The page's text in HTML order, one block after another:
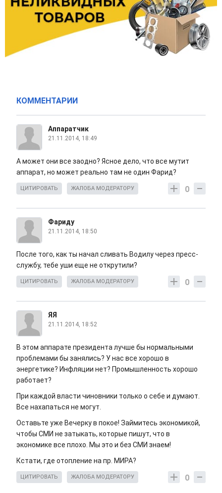
КОММЕНТАРИИ
Аппаратчик
21.11.2014, 18:49
А может они все заодно? Ясное дело, что все мутит
аппарат, но может реально там не один Фарид?
0
ЦИТИРОВАТЬ ЖАЛОБА МОДЕРАТОРУ
Фариду
21.11.2014, 18:50
После того, как ты начал сливать Водилу через пресс-
службу, тебе уши еще не открутили?
0
ЦИТИРОВАТЬ ЖАЛОБА МОДЕРАТОРУ
ЯЯ
21.11.2014, 18:52
В этом аппарате президента лучше бы нормальными
проблемами бы занялись? У нас все хорошо в
энергетике? Инфляции нет? Промышленность хорошо
работает?
При каждой власти чиновники только о себе и думают.
Все нахапаться не могут.
Оставьте уже Вечерку в покое! Займитесь экономикой,
чтобы СМИ не затыкать, которые пишут, что в
экономике все плохо. Мы это и без СМИ знаем!
Кстати, где отопление на пр. МИРА?
0
ЦИТИРОВАТЬ ЖАЛОБА МОДЕРАТОРУ